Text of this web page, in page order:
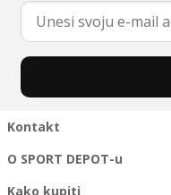
Kontakt
O SPORT DEPOT-u
Kako kupiti